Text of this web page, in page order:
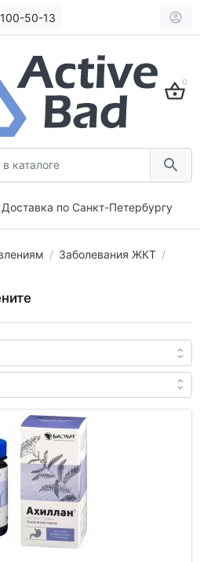
50-13
0
Доставка по Санкт-Петербургу
Заболевания ЖКТ